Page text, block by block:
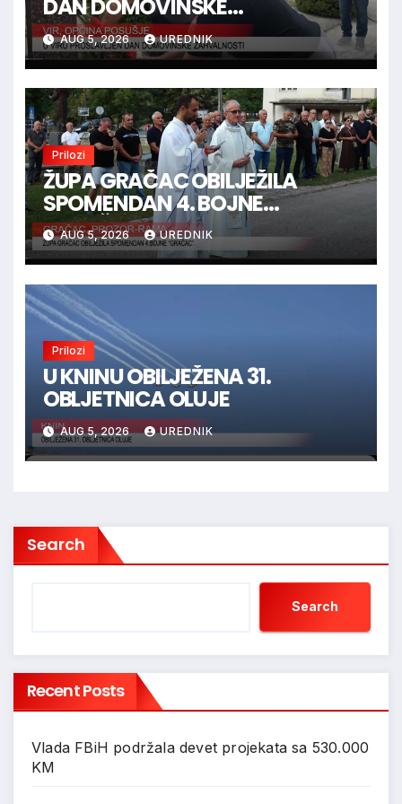
DAN DOMOVINSKE
ZAHVALNOSTI
AUG 5, 2026 UREDNIK
Prilozi
ŽUPA GRAČAC OBILJEŽILA
SPOMENDAN 4. BOJNE
“GRAČAC”
AUG 5, 2026 UREDNIK
Prilozi
U KNINU OBILJEŽENA 31.
OBLJETNICA OLUJE
AUG 5, 2026 UREDNIK
Search
Search
Recent Posts
Vlada FBiH podržala devet projekata sa 530.000
KM